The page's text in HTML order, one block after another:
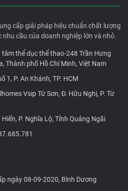
cấp giải pháp hiệu chuẩn chất lượng
cầu của doanh nghiệp lớn và nhỏ.
tâm thể dục thể thao-248 Trần Hưng
Thành phố Hồ Chí Minh, Việt Nam
1, P. An Khánh, TP. HCM
Vsip Từ Sơn, Đ. Hữu Nghị, P. Từ
P. Nghĩa Lộ, Tỉnh Quảng Ngãi
ngày 08-09-2020, Bình Dương